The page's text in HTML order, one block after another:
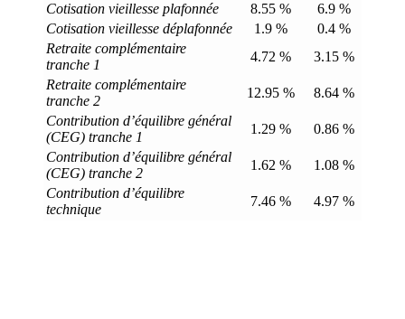
Cotisation vieillesse plafonnée
8.55 %
6.9 %
Cotisation vieillesse déplafonnée
1.9 %
0.4 %
Retraite complémentaire
tranche 1
4.72 %
3.15 %
Retraite complémentaire
tranche 2
12.95 %
8.64 %
Contribution d’équilibre général
(CEG) tranche 1
1.29 %
0.86 %
Contribution d’équilibre général
(CEG) tranche 2
1.62 %
1.08 %
Contribution d’équilibre
technique
7.46 % 4.97 %